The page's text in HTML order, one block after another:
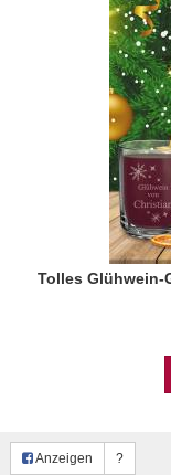
Tolles Glühwein-
Anzeigen ?